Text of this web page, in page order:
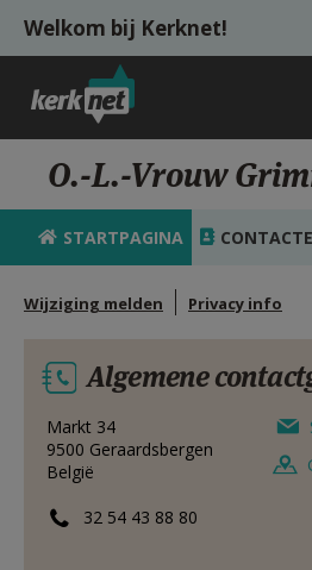
Overslaan en naar de inhoud gaan
Welkom bij Kerknet!
STARTPAGINA
KERK
VIERINGEN
SHOP
ZOEKEN
HULP
MIJN PAROCHIE
AANMELDEN OF
O.-L.-Vrouw
STARTPAGINA
Wijziging melden Privacy info
Algemene
Markt 34
9500 Geraardsbergen
België
32 54 43 88 80